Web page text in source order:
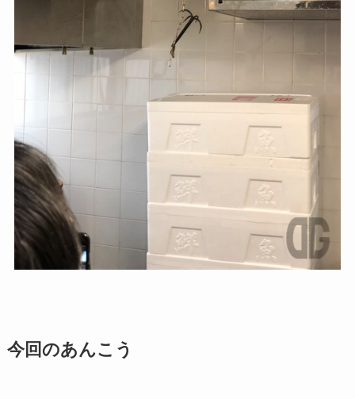
今回のあんこう